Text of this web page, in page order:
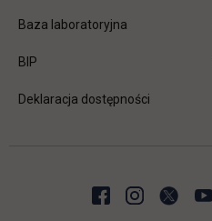
Baza laboratoryjna
BIP
Deklaracja dostępności